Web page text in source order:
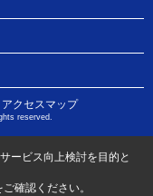
アクセスマップ
reserved.
ービス向上検討を目的と
ご確認ください。